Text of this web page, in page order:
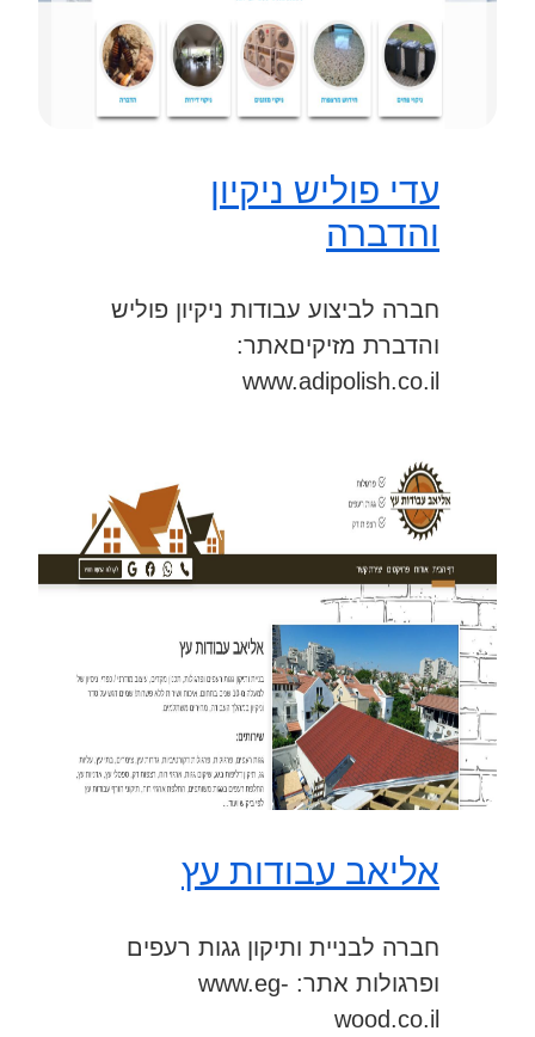
עדי פוליש ניקיון
והדברה
חברה לביצוע עבודות ניקיון פוליש
והדברת מזיקיםאתר:
www.adipolish.co.il
אליאב עבודות עץ
חברה לבניית ותיקון גגות רעפים
ופרגולות אתר: www.eg-
wood.co.il